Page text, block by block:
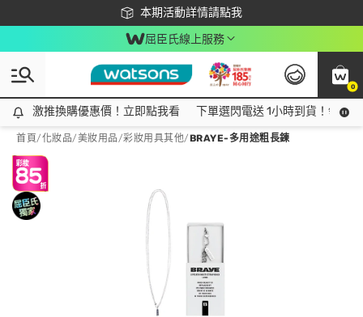
本期活動詳情請點我
下載app最高回饋$350
屈臣氏線上服務
0
激推換購優惠價！立即點我看
激推換購優惠價！立即點我看 下單選閃電送 1小時到貨！領神
首頁/化妝品/美妝用品/彩妝用具其他/BRAYE-多用途粗長鍊